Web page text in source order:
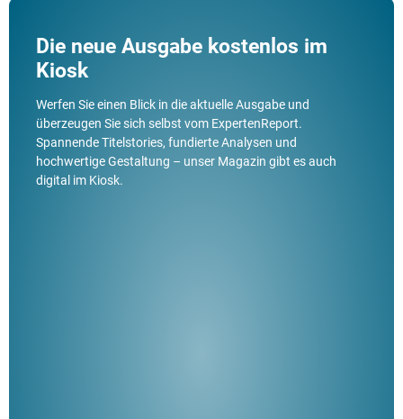
Die neue Ausgabe kostenlos im
Kiosk
Werfen Sie einen Blick in die aktuelle Ausgabe und
überzeugen Sie sich selbst vom ExpertenReport.
Spannende Titelstories, fundierte Analysen und
hochwertige Gestaltung – unser Magazin gibt es auch
digital im Kiosk.